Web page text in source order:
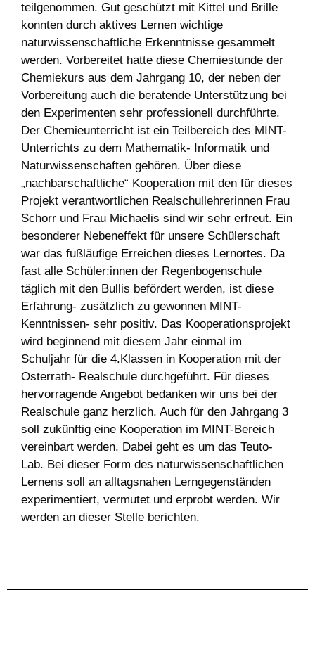
teilgenommen. Gut geschützt mit Kittel und Brille
konnten durch aktives Lernen wichtige
naturwissenschaftliche Erkenntnisse gesammelt
werden. Vorbereitet hatte diese Chemiestunde der
Chemiekurs aus dem Jahrgang 10, der neben der
Vorbereitung auch die beratende Unterstützung bei
den Experimenten sehr professionell durchführte.
Der Chemieunterricht ist ein Teilbereich des MINT-
Unterrichts zu dem Mathematik- Informatik und
Naturwissenschaften gehören. Über diese
„nachbarschaftliche“ Kooperation mit den für dieses
Projekt verantwortlichen Realschullehrerinnen Frau
Schorr und Frau Michaelis sind wir sehr erfreut. Ein
besonderer Nebeneffekt für unsere Schülerschaft
war das fußläufige Erreichen dieses Lernortes. Da
fast alle Schüler:innen der Regenbogenschule
täglich mit den Bullis befördert werden, ist diese
Erfahrung- zusätzlich zu gewonnen MINT-
Kenntnissen- sehr positiv. Das Kooperationsprojekt
wird beginnend mit diesem Jahr einmal im
Schuljahr für die 4.Klassen in Kooperation mit der
Osterrath- Realschule durchgeführt. Für dieses
hervorragende Angebot bedanken wir uns bei der
Realschule ganz herzlich. Auch für den Jahrgang 3
soll zukünftig eine Kooperation im MINT-Bereich
vereinbart werden. Dabei geht es um das Teuto-
Lab. Bei dieser Form des naturwissenschaftlichen
Lernens soll an alltagsnahen Lerngegenständen
experimentiert, vermutet und erprobt werden. Wir
werden an dieser Stelle berichten.